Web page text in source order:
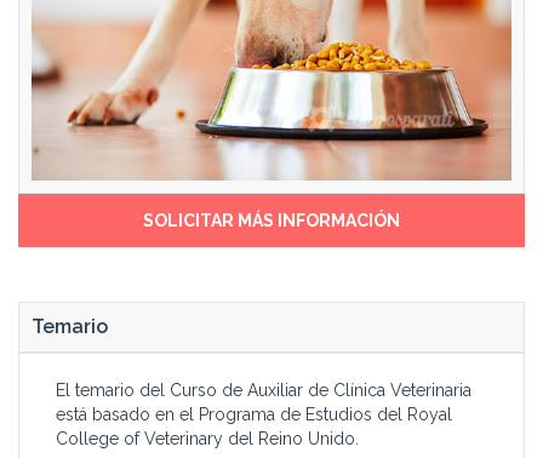
desenvolverte en el cuidado
profesional de animales, y
recibirás una formación
intensiva en el cuidado de
aquéllos que con más
Adiestramiento Canino
Peluquería y Estética Canina
Auxiliar de Clínica Ecuestre
Auxiliar Veterinario de
Animales de Granja
SOLICITAR MÁS INFORMACIÓN
Temario
El temario del Curso de Auxiliar de Clínica Veterinaria
está basado en el Programa de Estudios del Royal
College of Veterinary del Reino Unido.